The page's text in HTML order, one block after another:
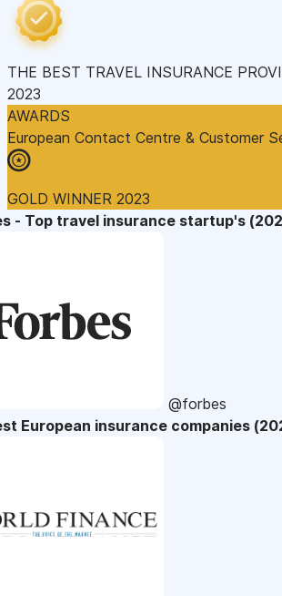
THE BEST TRAVEL INSURANCE
2023
AWARDS
European Contact Centre & Customer
GOLD WINNER 2023
- Top travel insurance startup's
@forbes
European insurance companies